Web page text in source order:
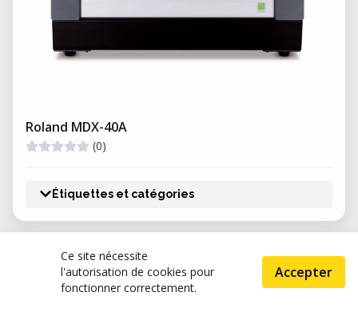
Roland MDX-40A
(0)
Étiquettes et catégories
FabLab Nerve Centre
(0)
Ce site nécessite
l'autorisation de cookies pour
fonctionner correctement.
Accepter